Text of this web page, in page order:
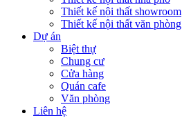
Thiết kế nội thất showroom
Thiết kế nội thất văn phòng
Dự án
Biệt thự
Chung cư
Cửa hàng
Quán cafe
Văn phòng
Liên hệ